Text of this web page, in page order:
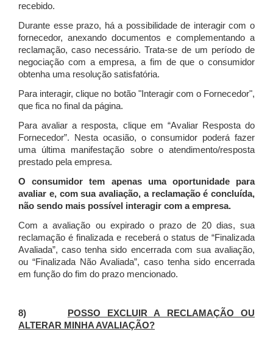
recebido.
Durante esse prazo, há a possibilidade de interagir com o
fornecedor, anexando documentos e complementando a
reclamação, caso necessário.Trata-se de um período de
negociação com a empresa, a fim de que o consumidor
obtenha uma resolução satisfatória.
Para interagir, clique no botão "Interagir com o Fornecedor",
que fica no final da página.
Para avaliar a resposta, clique em “Avaliar Resposta do
Fornecedor”. Nesta ocasião, o consumidor poderá fazer
uma última manifestação sobre o atendimento/resposta
prestado pela empresa.
O consumidor tem apenas uma oportunidade para
avaliar e, com sua avaliação, a reclamação é concluída,
não sendo mais possível interagir com a empresa.
Com a avaliação ou expirado o prazo de 20 dias, sua
reclamação é finalizada e receberá o status de “Finalizada
Avaliada”, caso tenha sido encerrada com sua avaliação,
ou “Finalizada Não Avaliada”, caso tenha sido encerrada
em função do fim do prazo mencionado.
8)
POSSO EXCLUIR A RECLAMAÇÃO OU
ALTERAR MINHA AVALIAÇÃO?